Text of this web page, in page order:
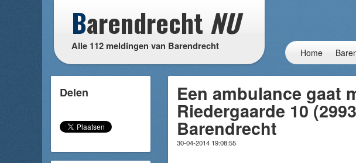
Barendrecht NU
Alle 112 meldingen van Barendrecht
Home
Delen Een ambulance gaat
Riedergaarde 10
Barendrecht
30-04-2014 19:08:55